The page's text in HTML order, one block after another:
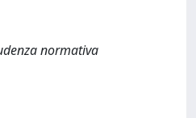
normativa